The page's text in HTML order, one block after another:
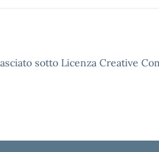
sotto Licenza Creative